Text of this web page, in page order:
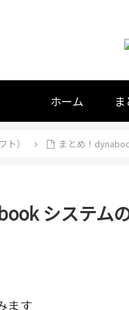
ホーム
ト） まとめ！
システム
ます